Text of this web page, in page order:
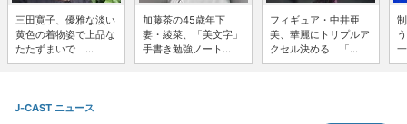
三田寛子、優雅な淡い
黄色の着物姿で上品な
たたずまいで ...
加藤茶の45歳年下
妻・綾菜、「美文字」
手書き勉強ノート...
フィギュア・中井亜
美、華麗にトリプルア
クセル決める 「...
J-CAST ニュース